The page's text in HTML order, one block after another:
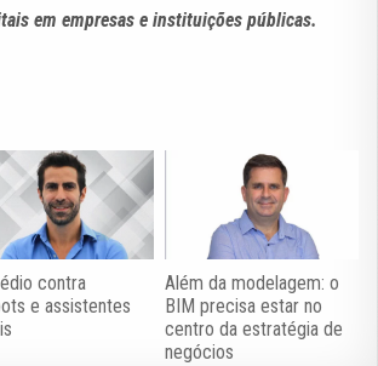
em empresas e instituições públicas.
contra
e assistentes
Além da modelagem: o
BIM precisa estar no
centro da estratégia de
negócios